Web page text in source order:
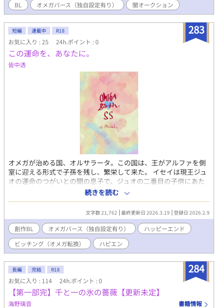
BL オメガバース（独自設定有り） 闇オークション
283
短編 連載中 R18
お気に入り : 25 24h.ポイント : 0
この運命を、あなたに。
皆中透
オメガが治める国、オルサラータ。この国は、王がアルファを側
室に迎える形式で子孫を残し、繁栄して来た。 イセイは現王ジュ
オの運命のつがいとの間の息子で、ジュオの二番目の子供にあた
る。彼には兄が一人と弟が二人いるのだが、その弟の父であるイ
ファに長年恋心を寄せていた。 しかし、実父の側室であり、弟た
ちの父親である人を奪ってまで幸せになる事など出来ないと思
い、一度もその想いを告げたことはなかった。そして、成人後に
は遠くの領地をもらい、イファから離れる道を選ぶと決めてい
る。そうして想いに蓋をしたまま、彼は成人の日を迎えた。 祝宴
の日の朝、正装をした四兄弟は杯を交わし、これからも変わらず
にいることを誓い合おうとしていた。すると、その杯を飲み干し
たイセイは、そのままその場に倒れ込んでしまう。 暗殺かと思わ
れたその出来事は、イセイが翌日目を覚ましたことで杞憂に終わ
ったのだが、目覚めたイセイはなぜかオメガになっていて……。
秘めた想いが絡まり合い、真っ直ぐに繋がれない恋。 不器用な二
人が番うまでの日々を綴る、訳ありオメガバース。
続きを読む
文字数 21,762 最終更新日 2026.3.19 登録日 2026.2.9
創作BL オメガバース（独自設定有り）
ハッピーエンド
ビッチング（オメガ転換）
ハピエン
284
長編 完結 R18
お気に入り : 114 24h.ポイント : 0
【第一部完】千と一の氷の薔薇【更新未定】
海野璃音 書籍情報